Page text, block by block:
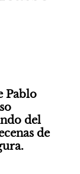
Pablo
del
de